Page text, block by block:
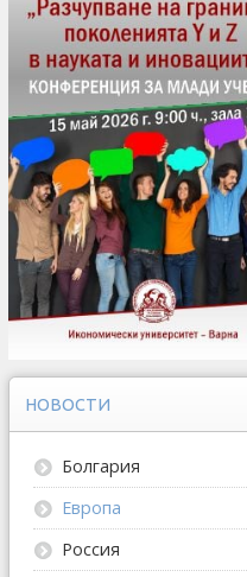
НОВОСТИ
Болгария
Европа
Россия